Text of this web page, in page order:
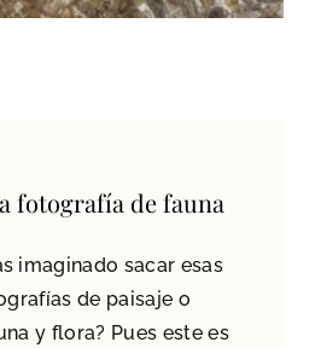
fotografía de fauna
imaginado sacar esas
de paisaje o
y flora? Pues este es